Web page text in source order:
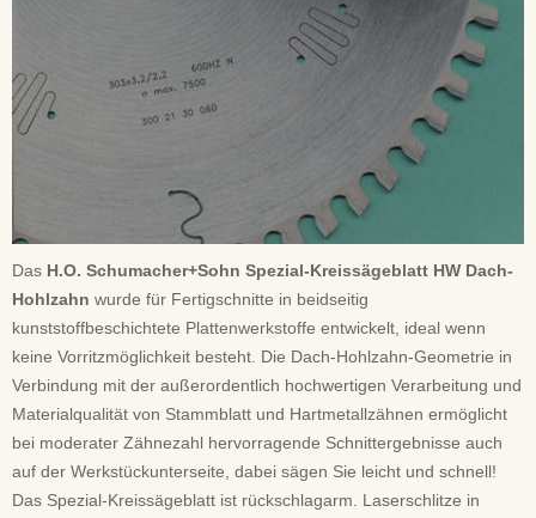
Das H.O. Schumacher+Sohn Spezial-Kreissägeblatt HW Dach-
Hohlzahn wurde für Fertigschnitte in beidseitig
kunststoffbeschichtete Plattenwerkstoffe entwickelt, ideal wenn
keine Vorritzmöglichkeit besteht. Die Dach-Hohlzahn-Geometrie in
Verbindung mit der außerordentlich hochwertigen Verarbeitung und
Materialqualität von Stammblatt und Hartmetallzähnen ermöglicht
bei moderater Zähnezahl hervorragende Schnittergebnisse auch
auf der Werkstückunterseite, dabei sägen Sie leicht und schnell!
Das Spezial-Kreissägeblatt ist rückschlagarm. Laserschlitze in